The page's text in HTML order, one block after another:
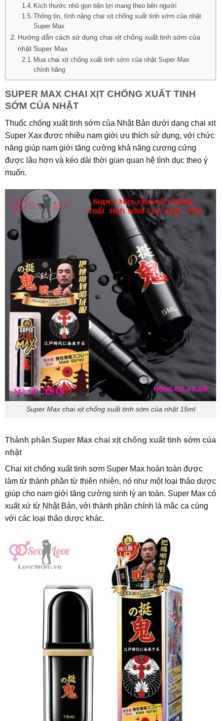
Kích thước nhỏ gọn tiện lợi mang theo bên người
Thông tin, tính năng chai xịt chống xuất tinh sớm của nhật
Super Max
Hướng dẫn cách sử dụng chai xịt chống xuất tinh sớm của
nhật Super Max
Mua chai xịt chống xuất tinh sớm của nhật Super Max
chính hãng
SUPER MAX CHAI XỊT CHỐNG XUẤT TINH
SỚM CỦA NHẬT
Thuốc chống xuất tinh sớm của Nhật Bản dưới dạng chai xit
Super Xax được nhiều nam giới ưu thích sử dụng, với chức
năng giúp nam giới tăng cường khả năng cương cứng
được lâu hơn và kéo dài thời gian quan hệ tình dục theo ý
muốn.
Super Max chai xịt chống xuất tinh sớm của nhật 15ml
Thành phần Super Max chai xịt chống xuất tinh sớm của
nhật
Chai xịt chống xuất tinh sơm Super Max hoàn toàn được
làm từ thành phần từ thiên nhiên, nó như một loại thảo dược
giúp cho nam giới tăng cường sinh lý an toàn. Super Max có
xuất xứ từ Nhật Bản, với thành phần chính là mắc ca cùng
với các loại thảo dược khác.